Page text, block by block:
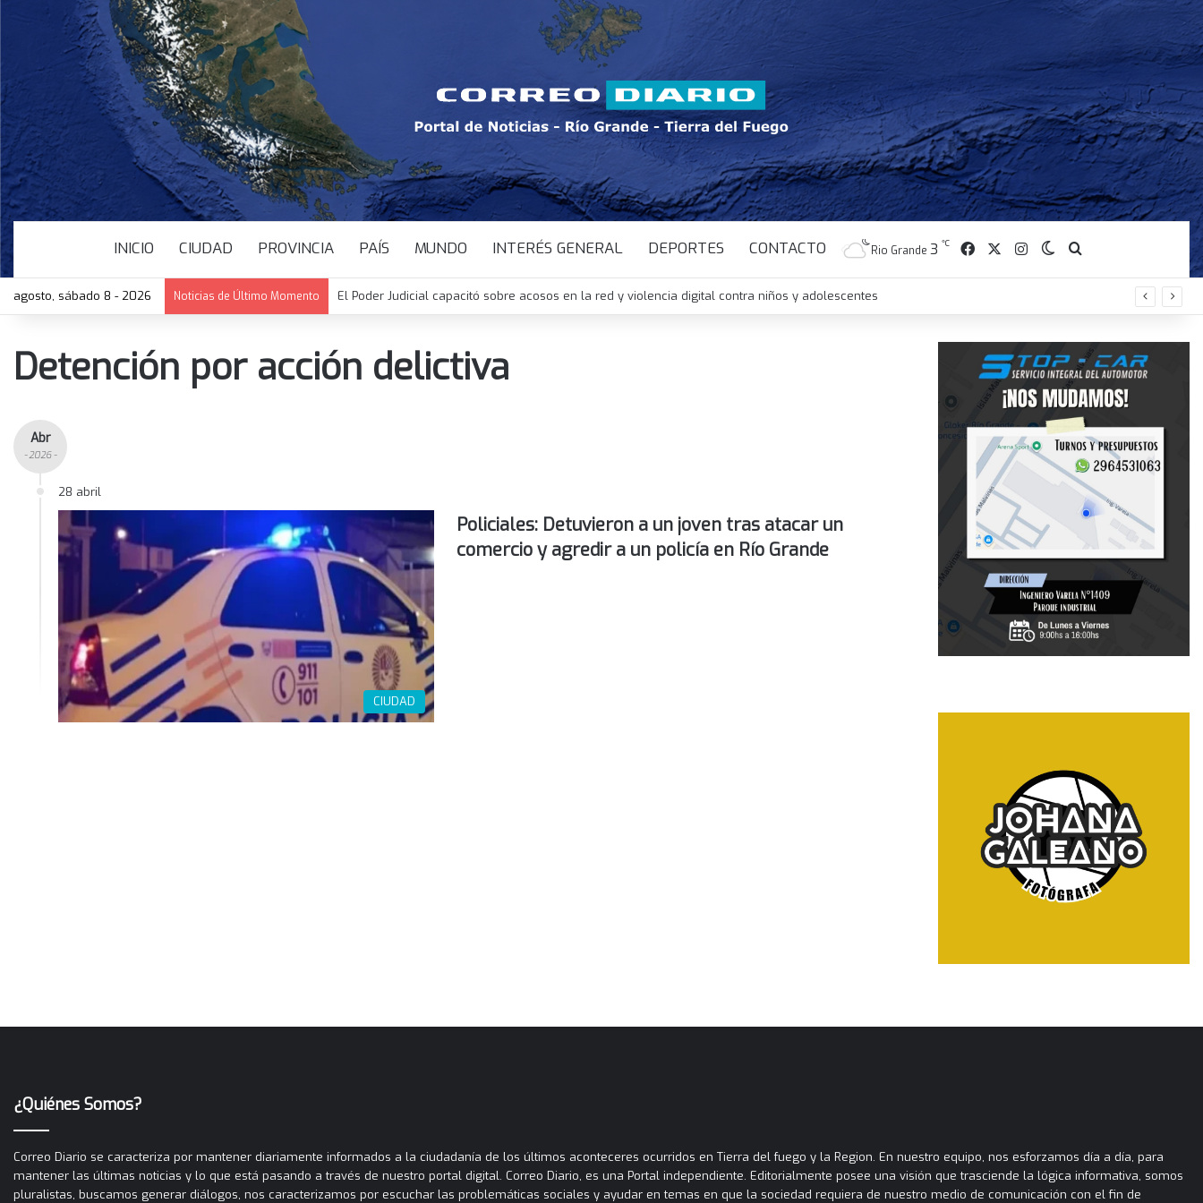
INICIO CIUDAD PROVINCIA PAÍS MUNDO INTERÉS GENERAL DEPORTES CONTACTO Rio Grande 3 ℃ Facebook InstagramSwitch skin
Buscar
agosto, sábado 8 - 2026 Noticias de Último Momento El Poder Judicial capacitó sobre acosos en la red y violencia digital contra niños y adolescentes
Detención por acción delictiva
Abr
- 2026 -
28 abril
CIUDAD
Policiales: Detuvieron a un joven tras atacar un
comercio y agredir a un policía en Río Grande
¿Quiénes Somos?
Correo Diario se caracteriza por mantener diariamente informados a la ciudadanía de los últimos aconteceres ocurridos en Tierra del fuego y la Region. En nuestro equipo, nos esforzamos día a día, para
mantener las últimas noticias y lo que está pasando a través de nuestro portal digital. Correo Diario, es una Portal independiente. Editorialmente posee una visión que trasciende la lógica informativa, somos
pluralistas, buscamos generar diálogos, nos caracterizamos por escuchar las problemáticas sociales y ayudar en temas en que la sociedad requiera de nuestro medio de comunicación con el fin de